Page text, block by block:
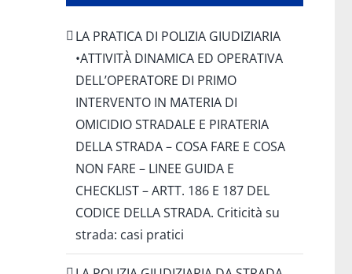
LA PRATICA DI POLIZIA GIUDIZIARIA
•ATTIVITÀ DINAMICA ED OPERATIVA
DELL’OPERATORE DI PRIMO
INTERVENTO IN MATERIA DI
OMICIDIO STRADALE E PIRATERIA
DELLA STRADA – COSA FARE E COSA
NON FARE – LINEE GUIDA E
CHECKLIST – ARTT. 186 E 187 DEL
CODICE DELLA STRADA. Criticità su
strada: casi pratici